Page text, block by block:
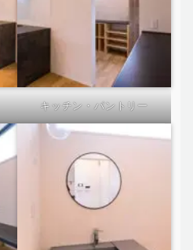
キッチン・パントリー